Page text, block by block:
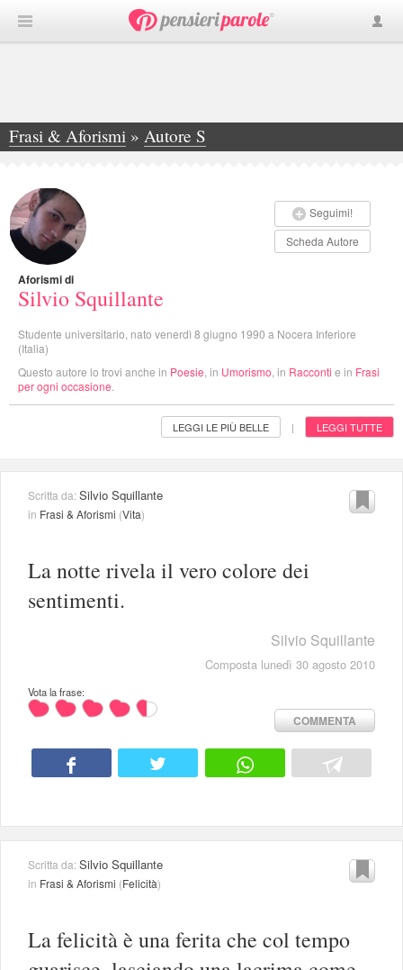
Frasi & Aforismi » Autore S
»Silvio Squillante
Seguimi!
Scheda Autore
Aforismi di
Silvio Squillante
Studente universitario, nato venerdì 8 giugno 1990 a Nocera Inferiore
(Italia)
Questo autore lo trovi anche in Poesie , in Umorismo , in Racconti e in Frasi
per ogni occasione
LEGGI LE PIÙ BELLE | LEGGI TUTTE
Scritta da:Silvio Squillante
in Frasi & Aforismi (Vita)
La notte rivela il vero colore dei
sentimenti.
Silvio Squillante
Composta lunedì 30 agosto 2010
Vota la frase:
COMMENTA
Scritta da:Silvio Squillante
in Frasi & Aforismi (Felicità)
La felicità è una ferita che col tempo